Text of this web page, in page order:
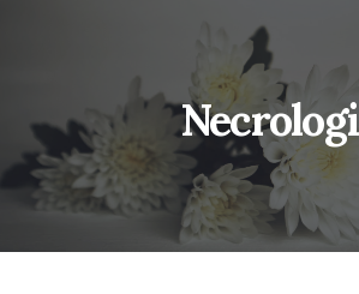
Necrologi